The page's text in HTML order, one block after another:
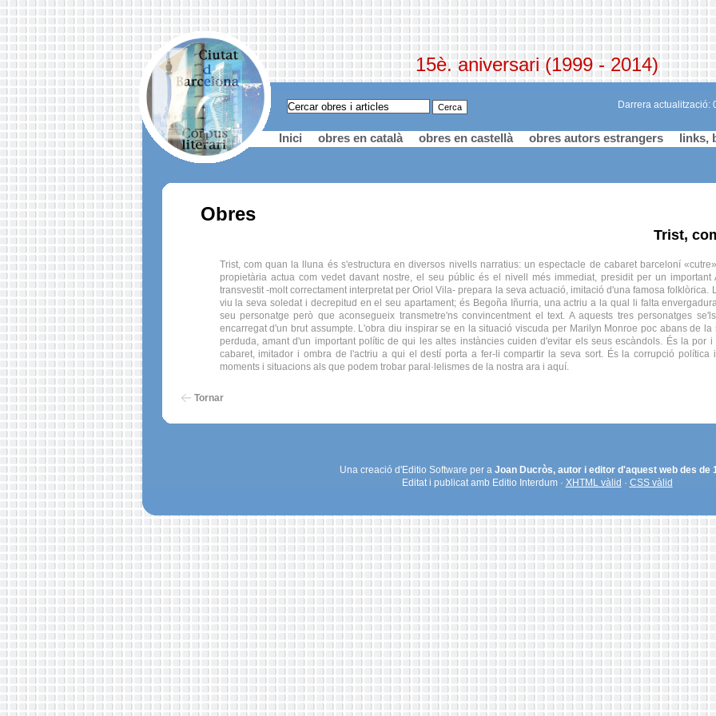
15è. aniversari (1999 - 2014)
Darrera actualització:
Inici obres en català obres en castellà obres autors estrangers links,
Obres
Trist,
Trist, com quan la lluna és s'estructura en diversos nivells narratius: un espectacle de cabaret barceloní
propietària actua com vedet davant nostre, el seu públic és el nivell més immediat, presidit per un
transvestit -molt correctament interpretat per Oriol Vila- prepara la seva actuació, imitació d'una famosa folklòrica.
viu la seva soledat i decrepitud en el seu apartament; és Begoña Iñurria, una actriu a la qual li falta
seu personatge però que aconsegueix transmetre'ns convincentment el text. A aquests tres personatges
encarregat d'un brut assumpte. L'obra diu inspirar se en la situació viscuda per Marilyn Monroe poc abans de
perduda, amant d'un important polític de qui les altes instàncies cuiden d'evitar els seus escàndols. És la por
cabaret, imitador i ombra de l'actriu a qui el destí porta a fer-li compartir la seva sort. És la corrupció
moments i situacions als que podem trobar paral·lelismes de la nostra ara i aquí.
Tornar
Una creació d'Editio Software per a Joan Ducròs, autor i editor d'aquest web des de
Editat i publicat amb Editio Interdum · XHTML vàlid · CSS vàlid